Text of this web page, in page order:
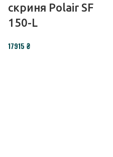
скриня Polair SF
150-L
17915 ₴